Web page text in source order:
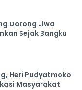
Dorong Jiwa
Sejak Bangku
Heri Pudyatmoko
Masyarakat